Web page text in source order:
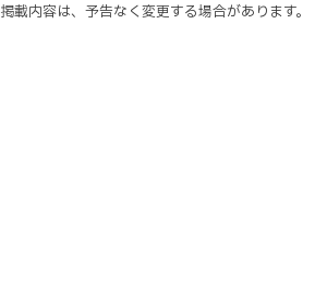
掲載内容は、予告なく変更する場合があります。